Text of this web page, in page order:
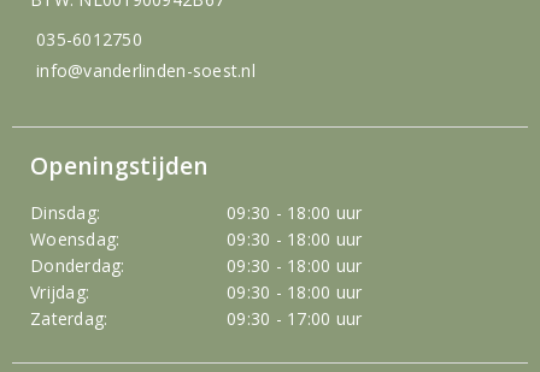
035-6012750
info@vanderlinden-soest.nl
Openingstijden
Dinsdag:
09:30 - 18:00 uur
Woensdag:
09:30 - 18:00 uur
Donderdag:
09:30 - 18:00 uur
Vrijdag:
09:30 - 18:00 uur
Zaterdag:
09:30 - 17:00 uur